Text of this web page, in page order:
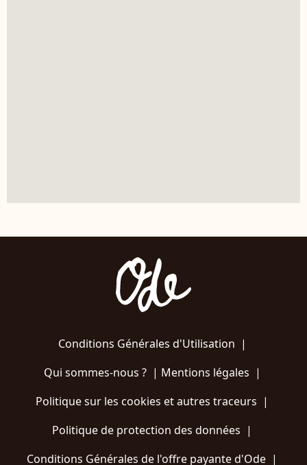
Conditions Générales d'Utilisation |
Qui sommes-nous ?| Mentions légales |
Politique sur les cookies et autres traceurs |
Politique de protection des données |
Conditions Générales de l'offre payante d'Ode |